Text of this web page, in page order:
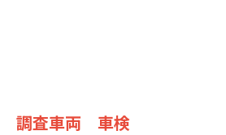
調査車両 車検